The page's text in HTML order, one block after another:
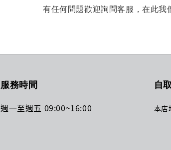
有任何問題歡迎詢問客服，在此我
服務時間
週一至週五 09:00~16:00
自
本店